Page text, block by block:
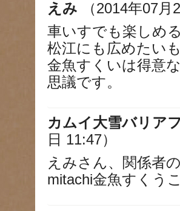
えみ
（2014年07月
車いすでも楽しめ
松江にも広めたい
金魚すくいは得意
思議です。
カムイ大雪バリア
日 11:47）
えみさん、関係者
mitachi金魚すくう